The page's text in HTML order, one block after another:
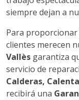
Para proporcionar
clientes merecen
Vallèsgarantiza
servicio de
Calderas,
recibirá una
Calderas,
asegurado